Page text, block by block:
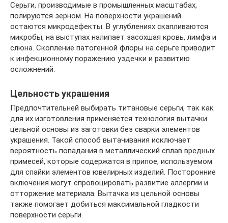
Серьги, производимые в промышленных масштабах,
полируются зерном. На поверхности украшений
остаются микродефекты. В углублениях скапливаются
микробы, на выступах налипает засохшая кровь, лимфа и
слюна. Скопление патогенной флоры на серьге приводит
к инфекционному поражению уздечки и развитию
осложнений.
Цельность украшения
Предпочтительней выбирать титановые серьги, так как
для их изготовления применяется технология вытачки
цельной основы из заготовки без сварки элементов
украшения. Такой способ вытачивания исключает
вероятность попадания в металлический сплав вредных
примесей, которые содержатся в припое, используемом
для спайки элементов ювелирных изделий. Посторонние
включения могут спровоцировать развитие аллергии и
отторжение материала. Вытачка из цельной основы
также помогает добиться максимальной гладкости
поверхности серьги.